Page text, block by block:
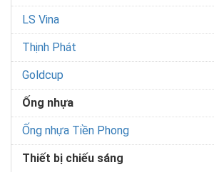
LS Vina
Thịnh Phát
Goldcup
Ống nhựa
Ống nhựa Tiền Phong
Thiết bị chiếu sáng